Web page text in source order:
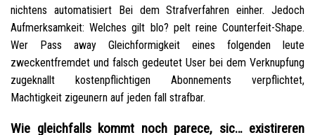
nichtens automatisiert Bei dem Strafverfahren einher. Jedoch
Aufmerksamkeit: Welches gilt blo? pelt reine Counterfeit-Shape.
Wer Pass away Gleichformigkeit eines folgenden leute
zweckentfremdet und falsch gedeutet User bei dem Verknupfung
zugeknallt kostenpflichtigen Abonnements verpflichtet,
Machtigkeit zigeunern auf jeden fall strafbar.
Wie gleichfalls kommt noch parece, sic… existireren